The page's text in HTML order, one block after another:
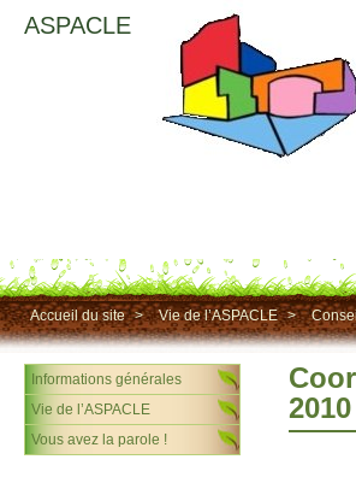
ASPACLE
Accueil du site > Vie de l’ASPACLE >
2010
Informations générales
Vie de l’ASPACLE
Vous avez la parole !